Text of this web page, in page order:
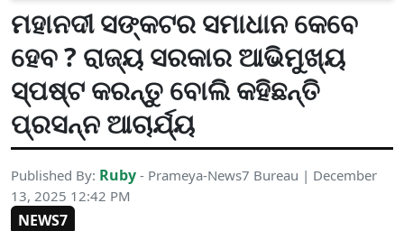
ମହାନଦୀ ସଙ୍କଟର ସମାଧାନ କେବେ
ହେବ ? ରାଜ୍ୟ ସରକାର ଆଭିମୁଖ୍ୟ
ସ୍ପଷ୍ଟ କରନ୍ତୁ ବୋଲି କହିଛନ୍ତି
ପ୍ରସନ୍ନ ଆଚାର୍ଯ୍ୟ
Published By: Ruby - Prameya-News7 Bureau | December
13, 2025 12:42 PM
NEWS7